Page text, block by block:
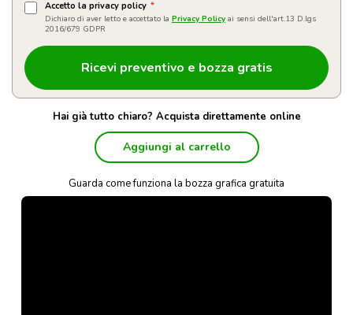
Accetto la privacy policy *
Dichiaro di aver letto e accettato la Privacy Policy ai sensi dell'art.13 D.lgs
2016/679 GDPR
Hai già tutto chiaro? Acquista direttamente online
Aggiungi al carrello
Guarda come funziona la bozza grafica gratuita